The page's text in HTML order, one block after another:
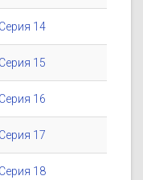
14
15
16
17
18